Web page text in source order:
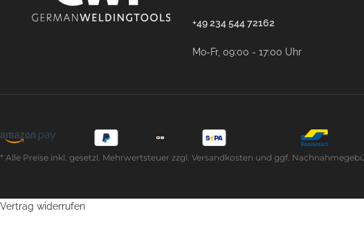
+49 234 544 72162
Mo-Fr, 09:00 - 17:00 Uhr
* Alle Preise inkl. gesetzl. Mehrwertsteuer zzgl. Versandkosten und ggf.
Vertrag widerrufen